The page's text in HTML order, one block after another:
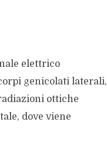
elettrico
genicolati laterali,
ottiche
dove viene